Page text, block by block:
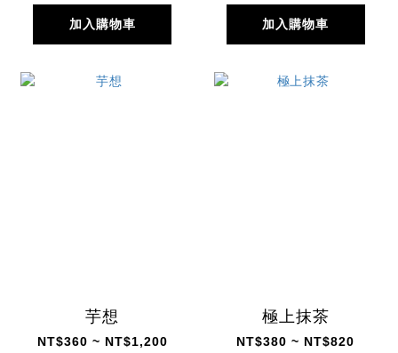
加入購物車 加入購物車
芋想
NT$360 ~ NT$1,200
極上抹茶
NT$380 ~ NT$820